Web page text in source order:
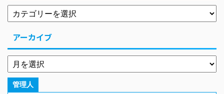
アーカイブ
管理人